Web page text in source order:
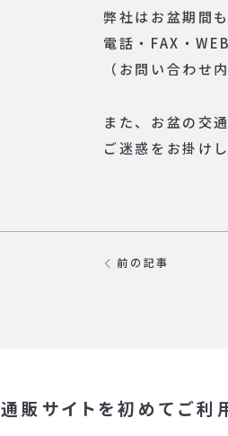
弊社はお盆期間
電話・FAX・
（お問い合わせ
また、お盆の交
ご迷惑をお掛け
前の記事
通販サイトを初めて ご利